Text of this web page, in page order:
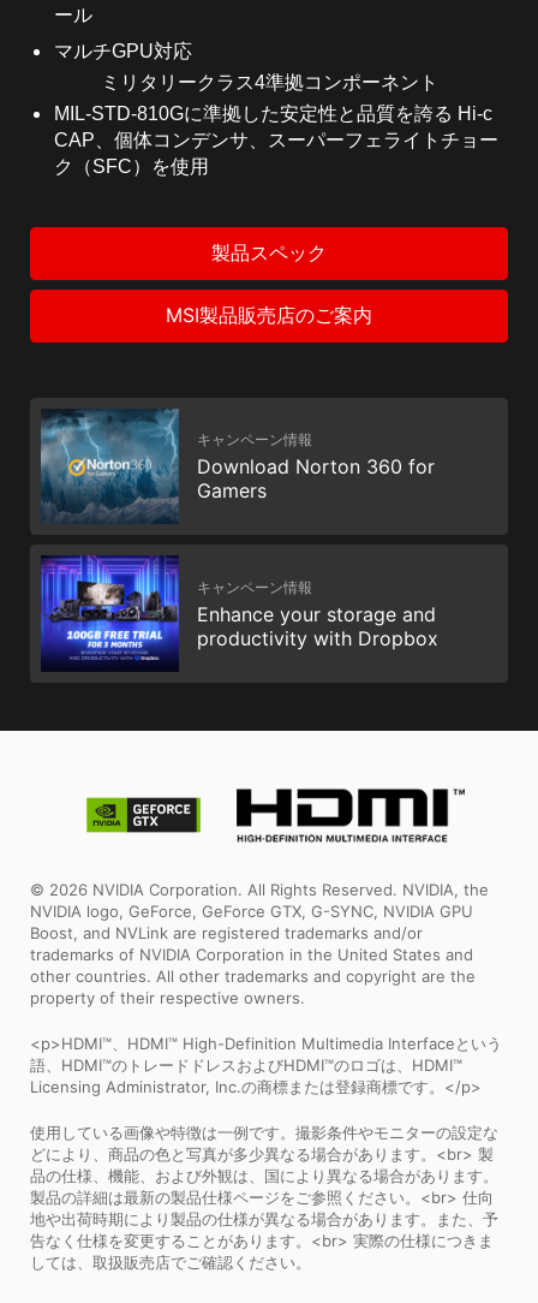
ール
マルチGPU対応
ミリタリークラス4準拠コンポーネント
MIL-STD-810Gに準拠した安定性と品質を誇る Hi-c
CAP、個体コンデンサ、スーパーフェライトチョー
ク（SFC）を使用
製品スペック
MSI製品販売店のご案内
キャンペーン情報
Download Norton 360 for
Gamers
キャンペーン情報
Enhance your storage and
productivity with Dropbox
© 2026 NVIDIA Corporation. All Rights Reserved. NVIDIA, the
NVIDIA logo, GeForce, GeForce GTX, G-SYNC, NVIDIA GPU
Boost, and NVLink are registered trademarks and/or
trademarks of NVIDIA Corporation in the United States and
other countries. All other trademarks and copyright are the
property of their respective owners.
<p>HDMI™、HDMI™ High-Definition Multimedia Interfaceという
語、HDMI™のトレードドレスおよびHDMI™のロゴは、HDMI™
Licensing Administrator, Inc.の商標または登録商標です。</p>
使用している画像や特徴は一例です。撮影条件やモニターの設定な
どにより、商品の色と写真が多少異なる場合があります。<br> 製
品の仕様、機能、および外観は、国により異なる場合があります。
製品の詳細は最新の製品仕様ページをご参照ください。<br> 仕向
地や出荷時期により製品の仕様が異なる場合があります。また、予
告なく仕様を変更することがあります。<br> 実際の仕様につきま
しては、取扱販売店でご確認ください。